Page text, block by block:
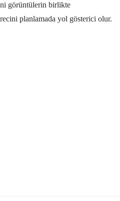
görüntülerin birlikte
planlamada yol gösterici olur.